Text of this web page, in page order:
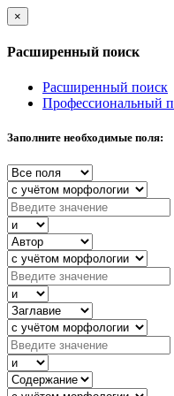
×
Расширенный поиск
Расширенный поиск
Профессиональный
Заполните необходимые поля: